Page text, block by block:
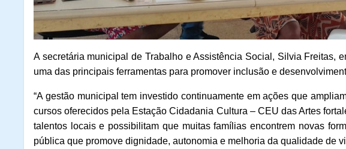
A secretária municipal de Trabalho e Assistência Social, Silvia Freitas,
uma das principais ferramentas para promover inclusão e
“A gestão municipal tem investido continuamente em ações que
cursos oferecidos pela Estação Cidadania Cultura –CEU das Artes
talentos locais e possibilitam que muitas famílias encontrem novas
pública que promove dignidade, autonomia e melhoria da qualidade de